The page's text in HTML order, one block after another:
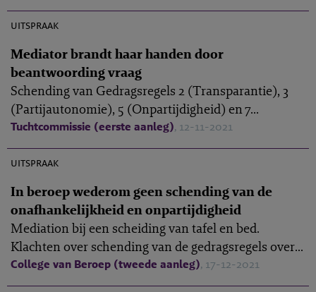
uitspraak
Mediator brandt haar handen door
beantwoording vraag
Schending van Gedragsregels 2 (Transparantie), 3
(Partijautonomie), 5 (Onpartijdigheid) en 7...
Tuchtcommissie (eerste aanleg), 12-11-2021
uitspraak
In beroep wederom geen schending van de
onafhankelijkheid en onpartijdigheid
Mediation bij een scheiding van tafel en bed.
Klachten over schending van de gedragsregels over...
College van Beroep (tweede aanleg), 17-12-2021